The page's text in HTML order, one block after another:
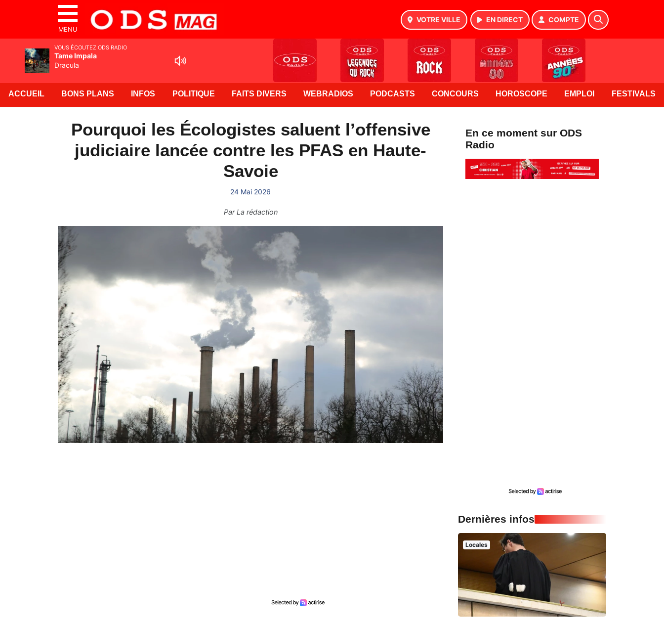
MENU
VOTRE VILLE EN DIRECT COMPTE
ACCUEIL BONS PLANS INFOS POLITIQUE FAITS DIVERS WEBRADIOS PODCASTS CONCOURS HOROSCOPE EMPLOI FESTIVALS
Pourquoi les Écologistes saluent l’offensive
judiciaire lancée contre les PFAS en Haute-
Savoie
24 Mai 2026
ParLa rédaction
En ce moment sur ODS
Radio
Dernières infos
Locales
VOUS ÉCOUTEZ ODS RADIO
Tame Impala
Dracula